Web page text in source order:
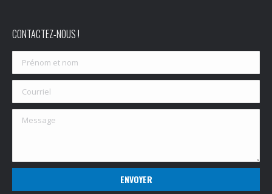
CONTACTEZ-NOUS !